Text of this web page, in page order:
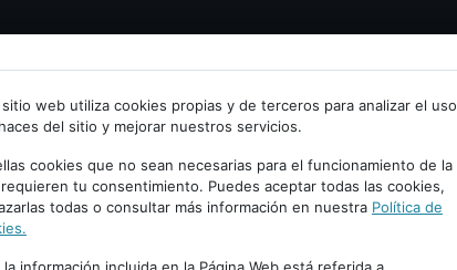
a psiquiatria.com
tu Email
o regístrate con tu email.
sitio web utiliza cookies propias y de terceros para analizar el uso
del sitio y mejorar nuestros servicios.
cookies que no sean necesarias para el funcionamiento de la
tu consentimiento. Puedes aceptar todas las cookies,
todas o consultar más información en nuestra Política de